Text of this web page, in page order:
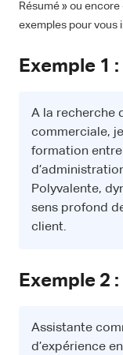
Résumé » ou
exemples pour vous
Exemple 1 :
A la recherche
commerciale,
formation
Polyvalente,
sens profond
client.
Exemple 2 :
Assistante
d’expérience